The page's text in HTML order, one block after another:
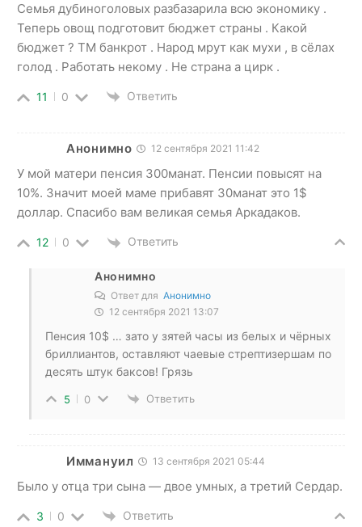
Семья дубиноголовых разбазарила всю экономику .
Теперь овощ подготовит бюджет страны . Какой
бюджет ? ТМ банкрот . Народ мрут как мухи , в сёлах
голод . Работать некому . Не страна а цирк .
11 0 Ответить
Анонимно 12 сентября 2021 11:42
У мой матери пенсия 300манат. Пенсии повысят на
10%. Значит моей маме прибавят 30манат это 1$
доллар. Спасибо вам великая семья Аркадаков.
12 0 Ответить
Анонимно
Ответ для Анонимно
12 сентября 2021 13:07
Пенсия 10$ … зато у зятей часы из белых и чёрных
бриллиантов, оставляют чаевые стрептизершам по
десять штук баксов! Грязь
5 0 Ответить
Иммануил 13 сентября 2021 05:44
Было у отца три сына — двое умных, а третий Сердар.
3 0 Ответить